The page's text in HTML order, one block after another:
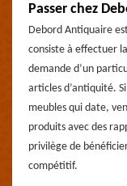
Passer chez
Debord Antiquaire
consiste à effectuer
demande d’un
articles d’antiquité.
meubles qui date,
produits avec des
privilège de
compétitif.